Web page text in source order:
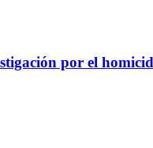
por el